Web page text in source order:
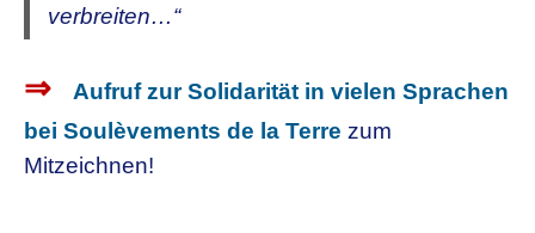
verbreiten…“
⇒
Aufruf zur Solidarität in vielen Sprachen
bei Soulèvements de la Terre zum
Mitzeichnen!